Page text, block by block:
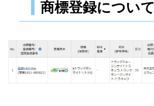
商標登録について